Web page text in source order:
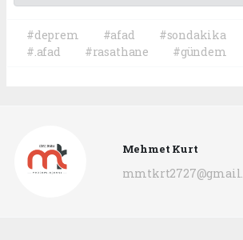
#deprem #afad #sondakika
#.afad
#rasathane #gündem
Mehmet Kurt